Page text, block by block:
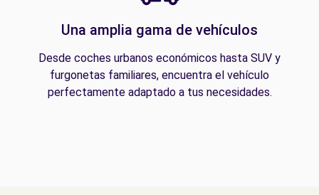
Una amplia gama de vehículos
Desde coches urbanos económicos hasta SUV y
furgonetas familiares, encuentra el vehículo
perfectamente adaptado a tus necesidades.